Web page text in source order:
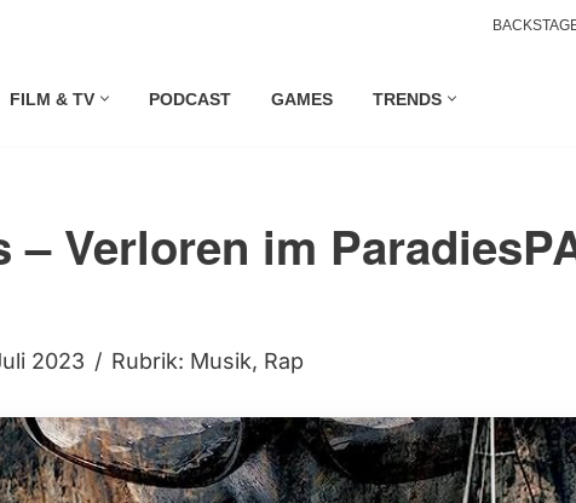
FILM & TV PODCAST GAMES TRENDS
– Verloren im
2023 Rubrik: Musik, Rap